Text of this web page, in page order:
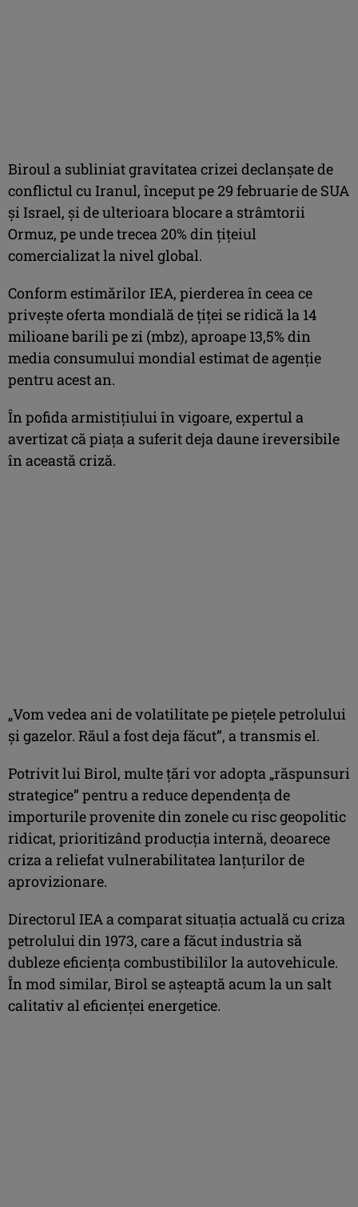
Biroul a subliniat gravitatea crizei declanşate de
conflictul cu Iranul, început pe 29 februarie de SUA
şi Israel, şi de ulterioara blocare a strâmtorii
Ormuz, pe unde trecea 20% din ţiţeiul
comercializat la nivel global.
Conform estimărilor IEA, pierderea în ceea ce
priveşte oferta mondială de ţiţei se ridică la 14
milioane barili pe zi (mbz), aproape 13,5% din
media consumului mondial estimat de agenţie
pentru acest an.
În pofida armistiţiului în vigoare, expertul a
avertizat că piaţa a suferit deja daune ireversibile
în această criză.
„Vom vedea ani de volatilitate pe pieţele petrolului
şi gazelor. Răul a fost deja făcut”, a transmis el.
Potrivit lui Birol, multe ţări vor adopta „răspunsuri
strategice” pentru a reduce dependenţa de
importurile provenite din zonele cu risc geopolitic
ridicat, prioritizând producţia internă, deoarece
criza a reliefat vulnerabilitatea lanţurilor de
aprovizionare.
Directorul IEA a comparat situaţia actuală cu criza
petrolului din 1973, care a făcut industria să
dubleze eficienţa combustibililor la autovehicule.
În mod similar, Birol se aşteaptă acum la un salt
calitativ al eficienţei energetice.